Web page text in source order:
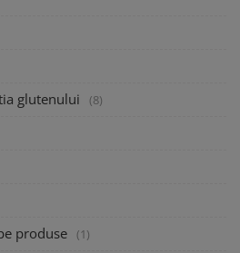
glutenului (8)
produse (1)